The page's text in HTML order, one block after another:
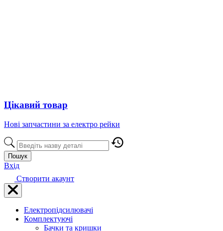
Цікавий товар
Нові запчастини за електро рейки
Пошук
Вхід
Створити акаунт
Електропідсилювачі
Комплектуючі
Бачки та кришки